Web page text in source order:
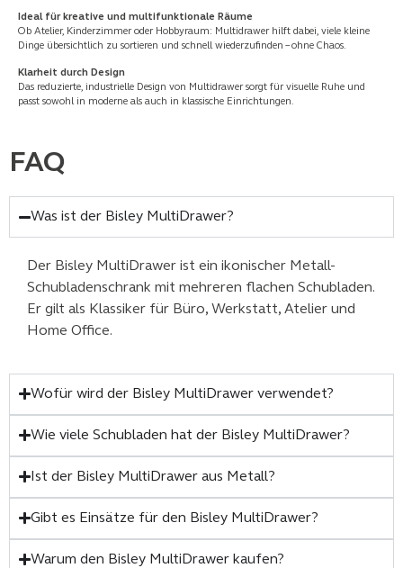
Ideal für kreative und multifunktionale Räume
Ob Atelier, Kinderzimmer oder Hobbyraum: Multidrawer hilft dabei, viele kleine
Dinge übersichtlich zu sortieren und schnell wiederzufinden – ohne Chaos.
Klarheit durch Design
Das reduzierte, industrielle Design von Multidrawer sorgt für visuelle Ruhe und
passt sowohl in moderne als auch in klassische Einrichtungen.
FAQ
Was ist der Bisley MultiDrawer?
Der Bisley MultiDrawer ist ein ikonischer Metall-
Schubladenschrank mit mehreren flachen Schubladen.
Er gilt als Klassiker für Büro, Werkstatt, Atelier und
Home Office.
Wofür wird der Bisley MultiDrawer verwendet?
Wie viele Schubladen hat der Bisley MultiDrawer?
Ist der Bisley MultiDrawer aus Metall?
Gibt es Einsätze für den Bisley MultiDrawer?
Warum den Bisley MultiDrawer kaufen?